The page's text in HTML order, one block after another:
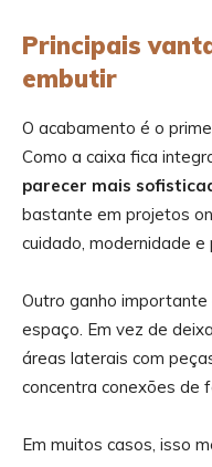
Principais
embutir
O acabamento é o
Como a caixa fica
parecer mais
bastante em projetos
cuidado, modernidade e
Outro ganho
espaço. Em vez de
áreas laterais com
concentra conexões de
Em muitos casos, isso